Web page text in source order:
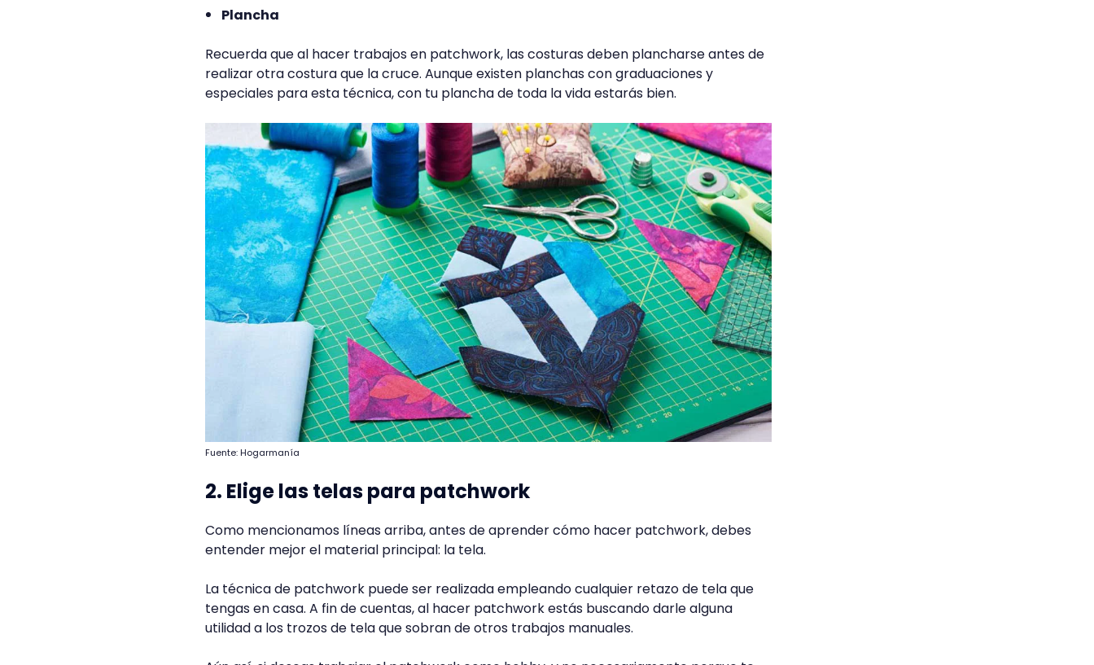
Plancha
Recuerda que al hacer trabajos en patchwork, las costuras deben plancharse antes de
realizar otra costura que la cruce. Aunque existen planchas con graduaciones y
especiales para esta técnica, con tu plancha de toda la vida estarás bien.
Fuente: Hogarmanía
2. Elige las telas para patchwork
Como mencionamos líneas arriba, antes de aprender cómo hacer patchwork, debes
entender mejor el material principal: la tela.
La técnica de patchwork puede ser realizada empleando cualquier retazo de tela que
tengas en casa. A fin de cuentas, al hacer patchwork estás buscando darle alguna
utilidad a los trozos de tela que sobran de otros trabajos manuales.